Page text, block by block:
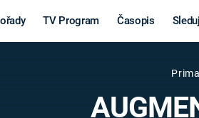
TV Program Časopis